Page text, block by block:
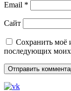
Email *
Сайт
Сохранить моё
последующих